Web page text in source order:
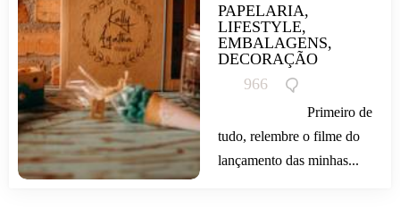
PAPELARIA,
LIFESTYLE,
EMBALAGENS,
DECORAÇÃO
966
Primeiro de
tudo, relembre o filme do
lançamento das minhas...